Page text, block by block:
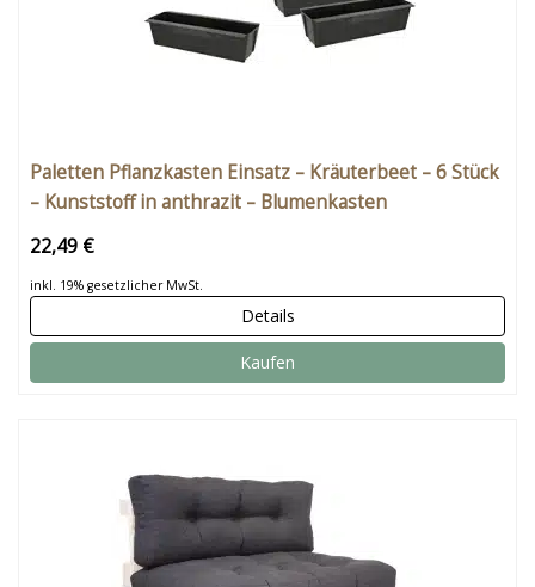
Paletten Pflanzkasten Einsatz – Kräuterbeet – 6 Stück
– Kunststoff in anthrazit – Blumenkasten
Balkonkasten Pflanzenkasten
22,49 €
inkl. 19% gesetzlicher MwSt.
Details
Kaufen